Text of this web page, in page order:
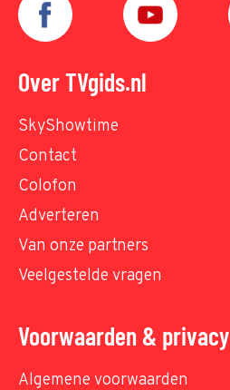
Over TVgids.nl
SkyShowtime
Contact
Colofon
Adverteren
Van onze partners
Veelgestelde vragen
Voorwaarden & privacy
Algemene voorwaarden